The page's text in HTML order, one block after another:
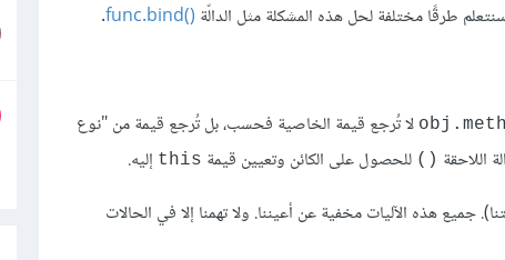
طرقًا مختلفة لحل هذه المشكلة مثل الدالّة func.bind()
.
لا تُرجع قيمة الخاصية فحسب، بل تُرجع قيمة من "نوع
اللاحقة () للحصول على الكائن وتعيين قيمة this إليه.
جميع هذه الآليات مخفية عن أعيننا. ولا تهمنا إلا في الحالات